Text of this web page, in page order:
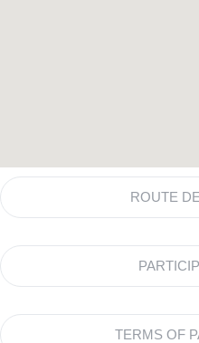
ROUTE
TERMS OF